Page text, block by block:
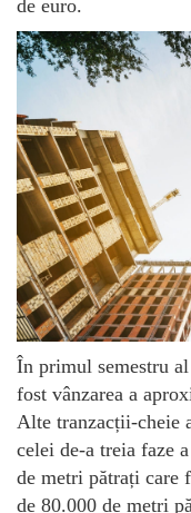
de euro.
În primul semestru
fost vânzarea a
Alte tranzacții-cheie
celei de-a treia faze
de metri pătrați care
de 80.000 de metri